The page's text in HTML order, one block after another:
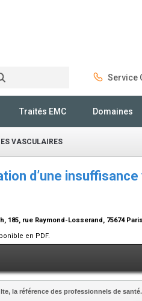
Service
Traités EMC Domaines
VASCULAIRES
d’une
185, rue Raymond-Losserand, 75674
en PDF.
la référence des professionnels de santé.